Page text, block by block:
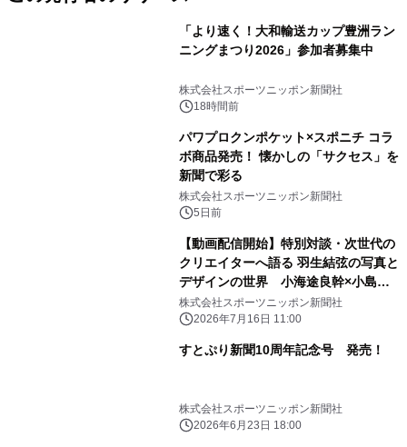
「より速く！大和輸送カップ豊洲ラン
ニングまつり2026」参加者募集中
株式会社スポーツニッポン新聞社
18時間前
パワプロクンポケット×スポニチ コラ
ボ商品発売！ 懐かしの「サクセス」を
新聞で彩る
株式会社スポーツニッポン新聞社
5日前
【動画配信開始】特別対談・次世代の
クリエイターへ語る 羽生結弦の写真と
デザインの世界 小海途良幹×小島利
之
株式会社スポーツニッポン新聞社
2026年7月16日 11:00
すとぷり新聞10周年記念号 発売！
株式会社スポーツニッポン新聞社
2026年6月23日 18:00